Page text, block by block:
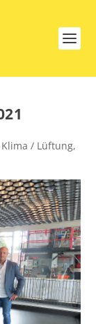
Klima / Lüftung,